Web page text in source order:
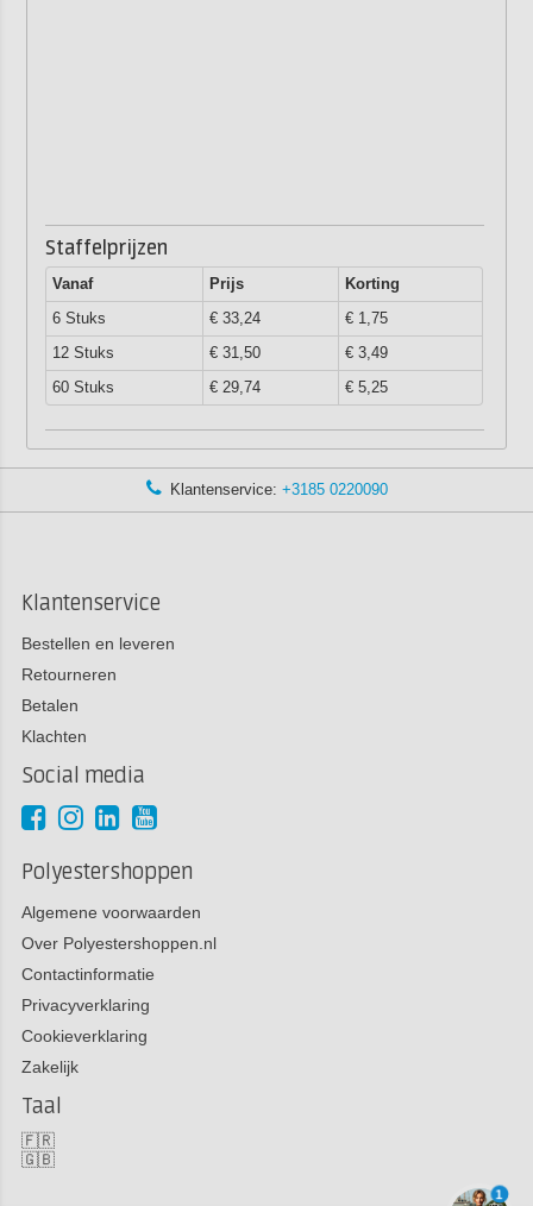
Staffelprijzen
Vanaf Prijs
Korting
6 Stuks
€ 33,24
€ 1,75
12 Stuks
€ 31,50
€ 3,49
60 Stuks
€ 29,74 € 5,25
Klantenservice: +3185 0220090
Klantenservice
Bestellen en leveren
Retourneren
Betalen
Klachten
Social media
Polyestershoppen
Algemene voorwaarden
Over Polyestershoppen.nl
Contactinformatie
Privacyverklaring
Cookieverklaring
Zakelijk
Taal
🇫🇷
🇬🇧
1